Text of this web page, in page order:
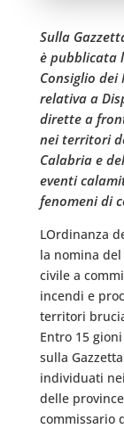
Sulla
è pubblicata
Consiglio dei
relativa a
dirette a
nei territori
Calabria e
eventi
fenomeni di
LOrdinanza
la nomina
civile a
incendi e
territori
Entro 15
sulla
individuati
delle
commissario